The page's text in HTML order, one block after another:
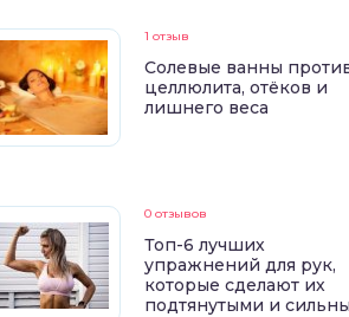
1 отзыв
Солевые ванны
целлюлита, отёков и
лишнего веса
0 отзывов
Топ-6 лучших
упражнений для рук,
которые сделают их
подтянутыми и